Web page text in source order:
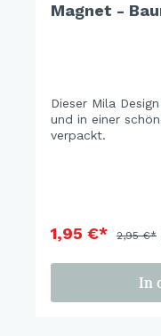
Magnet -
Dieser Mila
und in einer
verpackt.
1,95 €* 2,95 €*
In